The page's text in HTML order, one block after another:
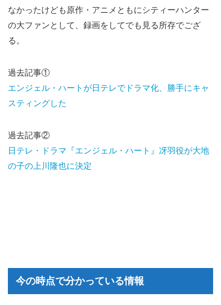
なかったけども原作・アニメともにシティーハンター
の大ファンとして、録画をしてでも見る所存でござ
る。
過去記事①
エンジェル・ハートが日テレでドラマ化、勝手にキャ
スティングした
過去記事②
日テレ・ドラマ『エンジェル・ハート』冴羽役が大地
の子の上川隆也に決定
今の時点で分かっている情報